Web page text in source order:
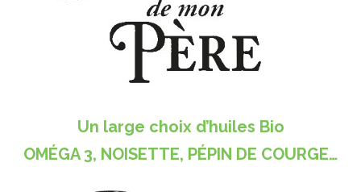
Un large choix d’huiles Bio
OMÉGA 3, NOISETTE, PÉPIN DE COURGE…